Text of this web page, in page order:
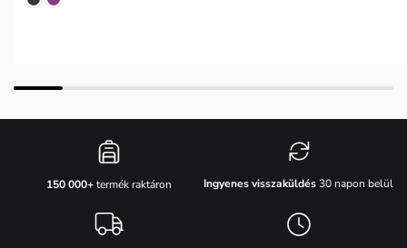
150 000+termék raktáron Ingyenes visszaküldés30 napon belül